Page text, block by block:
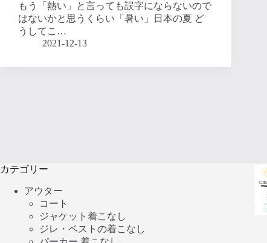
もう「熱い」と言っても誤字にならないので
はないかと思うくらい「暑い」日本の夏 ど
うしてこ…
2021-12-13
カテゴリー
アウター
コート
ジャケット着こなし
ジレ・ベストの着こなし